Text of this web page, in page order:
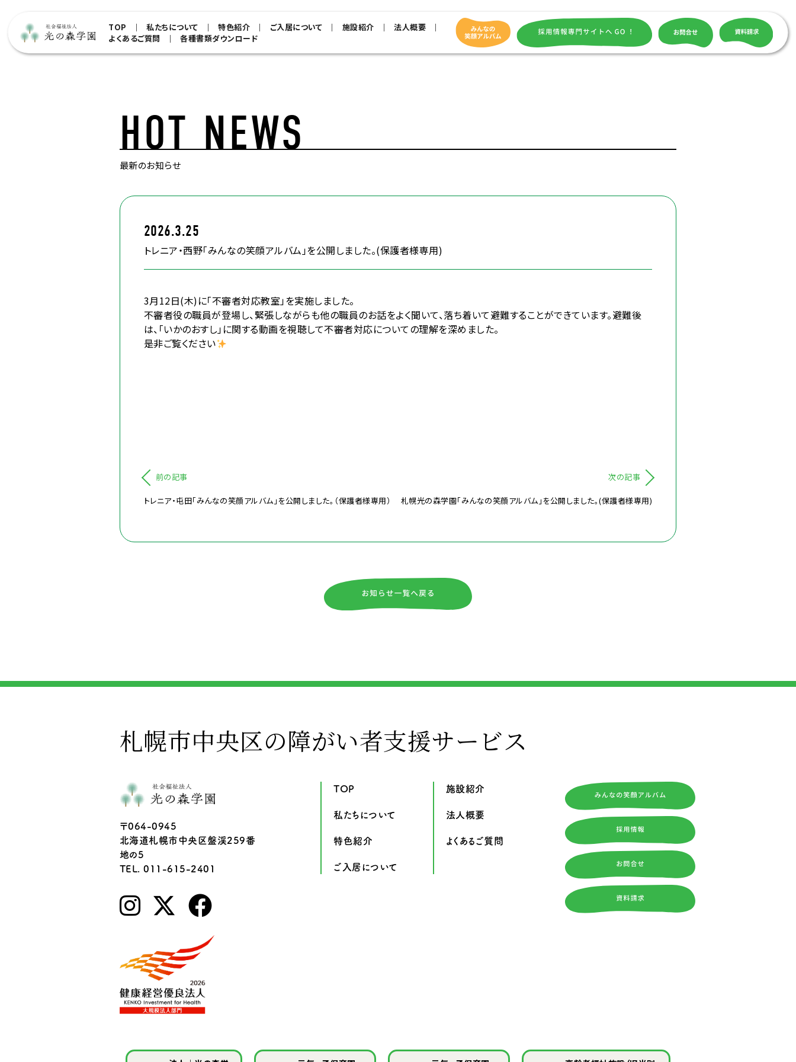
TOP 私たちについて 特色紹介 ご入居について 施設紹介
法人概要
よくあるご質問
各種書類ダウンロード
HOT NEWS
最新のお知らせ
2026.3.25
トレニア・西野「みんなの笑顔アルバム」を公開しました。(保護者様専用)
3月12日(木)に「不審者対応教室」を実施しました。
不審者役の職員が登場し、緊張しながらも他の職員のお話をよく聞いて、落ち着いて避難することができています。避難後
は、「いかのおすし」に関する動画を視聴して不審者対応についての理解を深めました。
是非ご覧ください
前の記事
トレニア・屯田「みんなの笑顔アルバム」を公開しました。（保護者様専用）
次の記事
札幌光の森学園「みんなの笑顔アルバム」を公開しました。(保護者様専用)
札幌市中央区の障がい者支援サービス
〒064-0945
北海道札幌市中央区盤渓259番
地の5
TEL. 011-615-2401
TOP
私たちについて
特色紹介
ご入居について
施設紹介
法人概要
よくあるご質問